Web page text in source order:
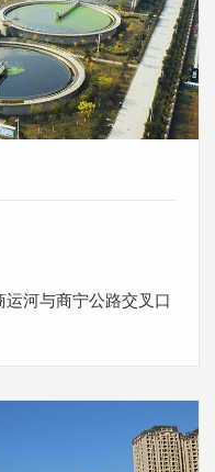
河与商宁公路交叉口